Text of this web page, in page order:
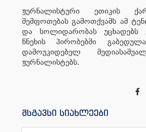
ჟურნალისტური ეთიკის
შეშფოთებას გამოთქვამს ამ
და სოლიდარობას უცხადებს
წნეხის პირობებში
დამოუკიდებელ
ჟურნალისტებს.
მსგავსი სიახლეები